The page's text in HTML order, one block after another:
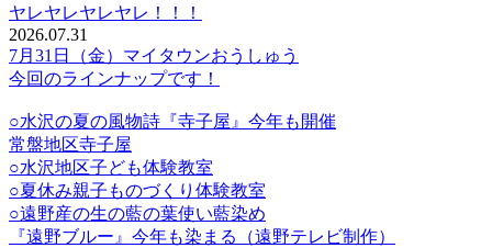
ヤレヤレヤレヤレ！！！
2026.07.31
7月31日（金）マイタウンおうしゅう
今回のラインナップです！
○水沢の夏の風物詩『寺子屋』今年も開催
常盤地区寺子屋
○水沢地区子ども体験教室
○夏休み親子ものづくり体験教室
○遠野産の生の藍の葉使い藍染め
『遠野ブルー』今年も染まる（遠野テレビ制作）